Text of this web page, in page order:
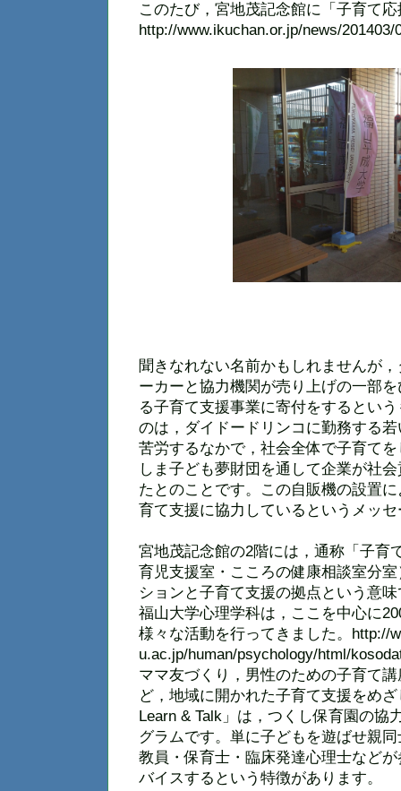
このたび，宮地茂記念館に「子育て
http://www.ikuchan.or.jp/news/201403/
聞きなれない名前かもしれませんが
ーカーと協力機関が売り上げの一部
る子育て支援事業に寄付をするとい
のは，ダイドードリンコに勤務する
苦労するなかで，社会全体で子育て
しま子ども夢財団を通して企業が社
たとのことです。この自販機の設置
育て支援に協力しているというメッ
宮地茂記念館の2階には，通称「子育
育児支援室・こころの健康相談室分
ションと子育て支援の拠点という意
福山大学心理学科は，ここを中心に
様々な活動を行ってきました。http://
u.ac.jp/human/psychology/html/
ママ友づくり，男性のための子育て
ど，地域に開かれた子育て支援をめ
Learn & Talk」は，つくし保育園の協
グラムです。単に子どもを遊ばせ親
教員・保育士・臨床発達心理士など
バイスするという特徴があります。